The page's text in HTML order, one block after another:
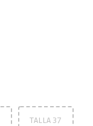
TALLA 37